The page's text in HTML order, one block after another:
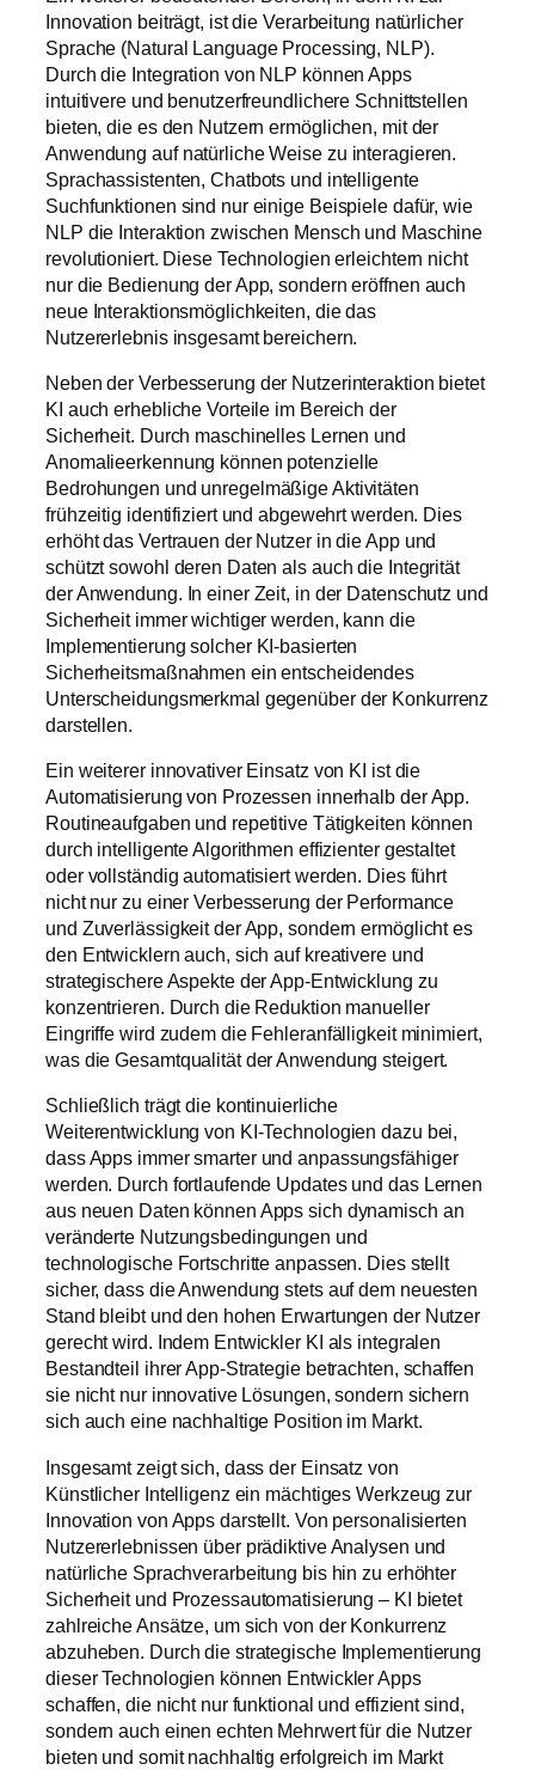
Innovation beiträgt, ist die Verarbeitung natürlicher
Sprache (Natural Language Processing, NLP).
Durch die Integration von NLP können Apps
intuitivere und benutzerfreundlichere Schnittstellen
bieten, die es den Nutzern ermöglichen, mit der
Anwendung auf natürliche Weise zu interagieren.
Sprachassistenten, Chatbots und intelligente
Suchfunktionen sind nur einige Beispiele dafür, wie
NLP die Interaktion zwischen Mensch und Maschine
revolutioniert. Diese Technologien erleichtern nicht
nur die Bedienung der App, sondern eröffnen auch
neue Interaktionsmöglichkeiten, die das
Nutzererlebnis insgesamt bereichern.
Neben der Verbesserung der Nutzerinteraktion bietet
KI auch erhebliche Vorteile im Bereich der
Sicherheit. Durch maschinelles Lernen und
Anomalieerkennung können potenzielle
Bedrohungen und unregelmäßige Aktivitäten
frühzeitig identifiziert und abgewehrt werden. Dies
erhöht das Vertrauen der Nutzer in die App und
schützt sowohl deren Daten als auch die Integrität
der Anwendung. In einer Zeit, in der Datenschutz und
Sicherheit immer wichtiger werden, kann die
Implementierung solcher KI-basierten
Sicherheitsmaßnahmen ein entscheidendes
Unterscheidungsmerkmal gegenüber der Konkurrenz
darstellen.
Ein weiterer innovativer Einsatz von KI ist die
Automatisierung von Prozessen innerhalb der App.
Routineaufgaben und repetitive Tätigkeiten können
durch intelligente Algorithmen effizienter gestaltet
oder vollständig automatisiert werden. Dies führt
nicht nur zu einer Verbesserung der Performance
und Zuverlässigkeit der App, sondern ermöglicht es
den Entwicklern auch, sich auf kreativere und
strategischere Aspekte der App-Entwicklung zu
konzentrieren. Durch die Reduktion manueller
Eingriffe wird zudem die Fehleranfälligkeit minimiert,
was die Gesamtqualität der Anwendung steigert.
Schließlich trägt die kontinuierliche
Weiterentwicklung von KI-Technologien dazu bei,
dass Apps immer smarter und anpassungsfähiger
werden. Durch fortlaufende Updates und das Lernen
aus neuen Daten können Apps sich dynamisch an
veränderte Nutzungsbedingungen und
technologische Fortschritte anpassen. Dies stellt
sicher, dass die Anwendung stets auf dem neuesten
Stand bleibt und den hohen Erwartungen der Nutzer
gerecht wird. Indem Entwickler KI als integralen
Bestandteil ihrer App-Strategie betrachten, schaffen
sie nicht nur innovative Lösungen, sondern sichern
sich auch eine nachhaltige Position im Markt.
Insgesamt zeigt sich, dass der Einsatz von
Künstlicher Intelligenz ein mächtiges Werkzeug zur
Innovation von Apps darstellt. Von personalisierten
Nutzererlebnissen über prädiktive Analysen und
natürliche Sprachverarbeitung bis hin zu erhöhter
Sicherheit und Prozessautomatisierung – KI bietet
zahlreiche Ansätze, um sich von der Konkurrenz
abzuheben. Durch die strategische Implementierung
dieser Technologien können Entwickler Apps
schaffen, die nicht nur funktional und effizient sind,
sondern auch einen echten Mehrwert für die Nutzer
bieten und somit nachhaltig erfolgreich im Markt